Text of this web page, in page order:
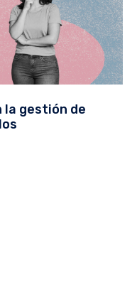
gestión de